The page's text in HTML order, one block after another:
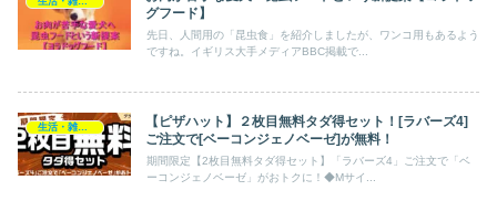
グフード】
先日、人間用の「昆虫食」を紹介しましたが、ワンコ用もあるよう
ですね。イギリス大手メディアBBC掲載で...
生活・雑貨・家電
【ピザハット】２枚目無料タダ得セット！[ラバーズ4]
ご注文で[ベーコンジェノベーゼ]が無料！
期間限定【2枚目無料タダ得セット】「ラバーズ4」ご注文で「ベ
ーコンジェノベーゼ」がおトクに！◆Mサイ...